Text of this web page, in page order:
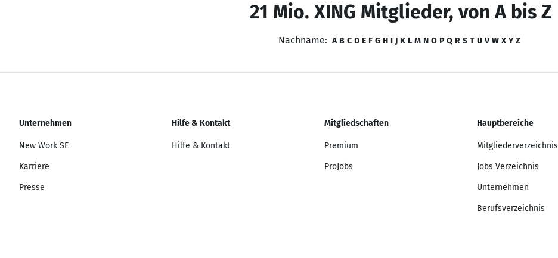
21 Mio. XING Mitglieder, von A bis Z
Nachname: A B C D E F G H I J K L M N O P Q R S T U V W X Y Z
Unternehmen
New Work SE
Karriere
Presse
Hilfe & Kontakt
Hilfe & Kontakt
Mitgliedschaften
Premium
ProJobs
Hauptbereiche
Mitgliederverzeichnis
Jobs Verzeichnis
Unternehmen
Berufsverzeichnis